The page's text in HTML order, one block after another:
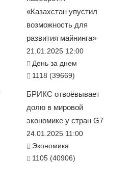
«Казахстан упустил
возможность для
развития майнинга»
21.01.2025 12:00
День за днем
1118 (39669)
БРИКС отвоёвывает
долю в мировой
экономике у стран G7
24.01.2025 11:00
Экономика
1105 (40906)